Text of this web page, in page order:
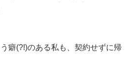
癖(?!)のある私も、契約せずに帰